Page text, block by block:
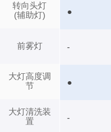
转向头灯
(辅助灯)
前雾灯
大灯高度调
节
大灯清洗装
置
●
-
●
-